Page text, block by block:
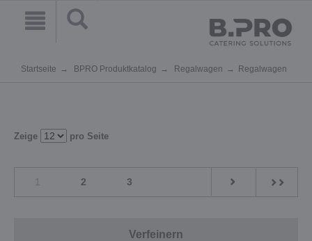
Startseite BPRO Produktkatalog Regalwagen Regalwagen
Zeige pro Seite
2 3
Verfeinern